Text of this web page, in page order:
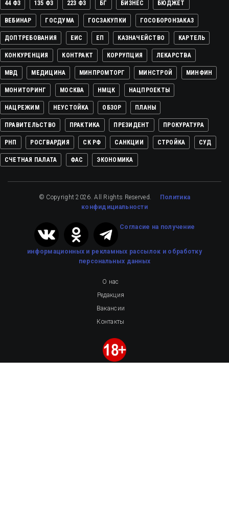
44 ФЗ 135 ФЗ 223 ФЗ БГ БИЗНЕС БЮДЖЕТ
ВЕБИНАР ГОСДУМА ГОСЗАКУПКИ ГОСОБОРОНЗАКАЗ
ДОПТРЕБОВАНИЯ ЕИС ЕП КАЗНАЧЕЙСТВО КАРТЕЛЬ
КОНКУРЕНЦИЯ КОНТРАКТ КОРРУПЦИЯ ЛЕКАРСТВА
МВД МЕДИЦИНА МИНПРОМТОРГ МИНСТРОЙ МИНФИН
МОНИТОРИНГ МОСКВА НМЦК НАЦПРОЕКТЫ
НАЦРЕЖИМ НЕУСТОЙКА ОБЗОР ПЛАНЫ
ПРАВИТЕЛЬСТВО ПРАКТИКА ПРЕЗИДЕНТ ПРОКУРАТУРА
РНП РОСГВАРДИЯ СК РФ САНКЦИИ СТРОЙКА СУД
СЧЕТНАЯ ПАЛАТА ФАС ЭКОНОМИКА
© Copyright 2026. All Rights Reserved.
Политика
конфидициальности
Cогласие на получение
информационных и рекламных рассылок и обработку
персональных данных
О нас
Редакция
Вакансии
Контакты